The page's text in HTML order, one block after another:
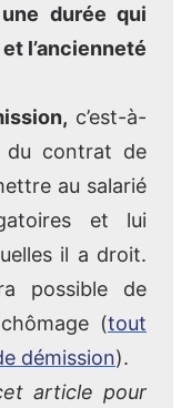
une durée qui
l’ancienneté
c’est-à-
contrat de
au salarié
et lui
il a droit.
possible de
(tout
démission).
article pour